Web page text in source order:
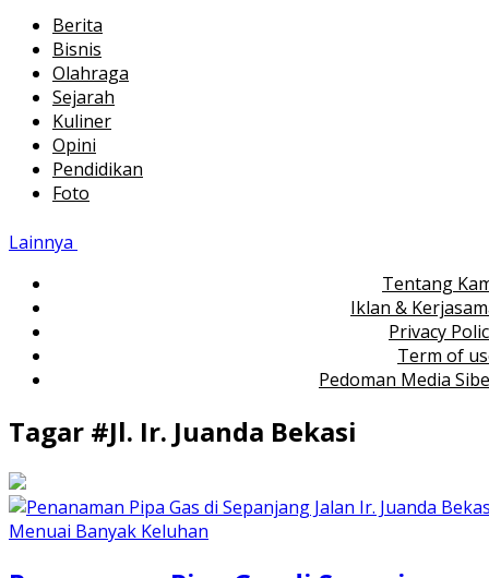
Berita
Bisnis
Olahraga
Sejarah
Kuliner
Opini
Pendidikan
Foto
Lainnya
Tentang
Iklan &
Privacy
Term of
Pedoman Media
Tagar #Jl. Ir. Juanda Bekasi